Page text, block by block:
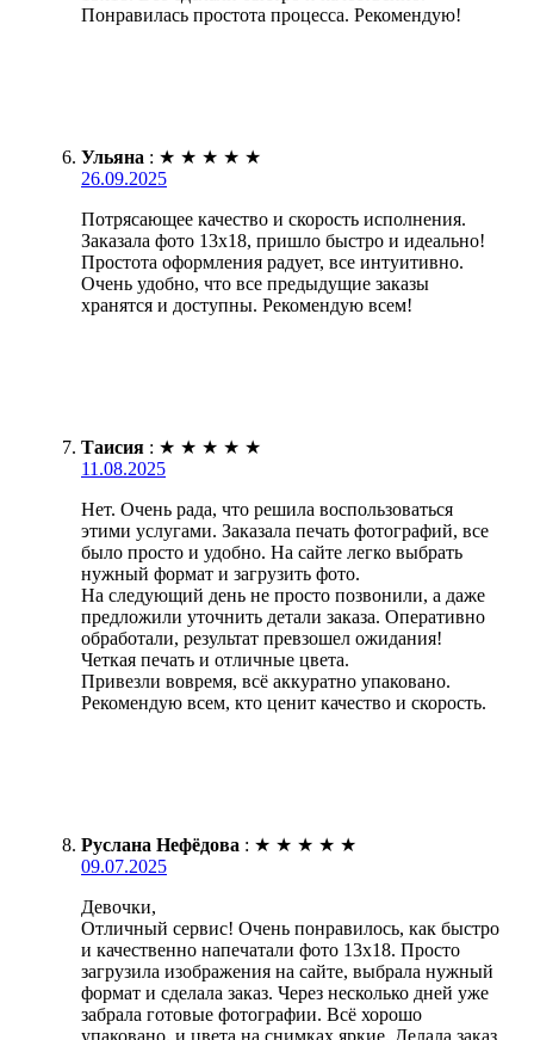
Понравилась простота процесса. Рекомендую!
Ульяна : ★ ★ ★ ★ ★
26.09.2025
Потрясающее качество и скорость исполнения.
Заказала фото 13х18, пришло быстро и идеально!
Простота оформления радует, все интуитивно.
Очень удобно, что все предыдущие заказы
хранятся и доступны. Рекомендую всем!
Таисия : ★ ★ ★ ★ ★
11.08.2025
Нет. Очень рада, что решила воспользоваться
этими услугами. Заказала печать фотографий, все
было просто и удобно. На сайте легко выбрать
нужный формат и загрузить фото.
На следующий день не просто позвонили, а даже
предложили уточнить детали заказа. Оперативно
обработали, результат превзошел ожидания!
Четкая печать и отличные цвета.
Привезли вовремя, всё аккуратно упаковано.
Рекомендую всем, кто ценит качество и скорость.
Руслана Нефёдова : ★ ★ ★ ★ ★
09.07.2025
Девочки,
Отличный сервис! Очень понравилось, как быстро
и качественно напечатали фото 13х18. Просто
загрузила изображения на сайте, выбрала нужный
формат и сделала заказ. Через несколько дней уже
забрала готовые фотографии. Всё хорошо
упаковано, и цвета на снимках яркие. Делала заказ